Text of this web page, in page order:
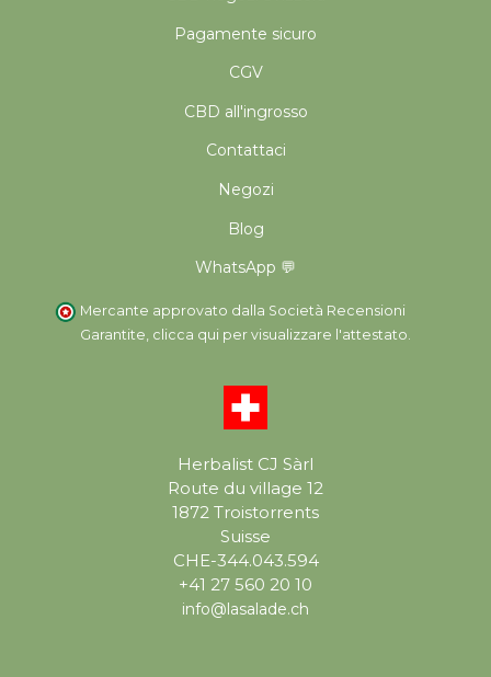
Herbalist CJ Sàrl
Route du village 12
1872 Troistorrents
Suisse
CHE-344.043.594
+41 27 560 20 10
info@lasalade.ch
Pagamente sicuro
CGV
CBD all'ingrosso
Contattaci
Negozi
Blog
WhatsApp 💬
Mercante approvato dalla Società Recensioni
Garantite, clicca qui per visualizzare l'attestato